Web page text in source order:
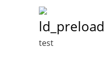
ld_preload
test